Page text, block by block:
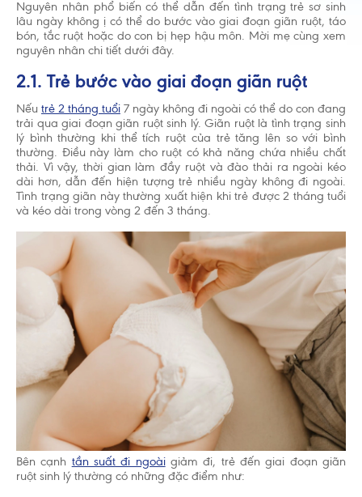
Nguyên nhân phổ biến có thể dẫn đến tình trạng trẻ sơ sinh
lâu ngày không ị có thể do bước vào giai đoạn giãn ruột, táo
bón, tắc ruột hoặc do con bị hẹp hậu môn. Mời mẹ cùng xem
nguyên nhân chi tiết dưới đây.
2.1. Trẻ bước vào giai đoạn giãn ruột
Nếu trẻ 2 tháng tuổi 7 ngày không đi ngoài có thể do con đang
trải qua giai đoạn giãn ruột sinh lý. Giãn ruột là tình trạng sinh
lý bình thường khi thể tích ruột của trẻ tăng lên so với bình
thường. Điều này làm cho ruột có khả năng chứa nhiều chất
thải. Vì vậy, thời gian làm đầy ruột và đào thải ra ngoài kéo
dài hơn, dẫn đến hiện tượng trẻ nhiều ngày không đi ngoài.
Tình trạng giãn này thường xuất hiện khi trẻ được 2 tháng tuổi
và kéo dài trong vòng 2 đến 3 tháng.
Bên cạnh tần suất đi ngoàigiảm đi, trẻ đến giai đoạn giãn
ruột sinh lý thường có những đặc điểm như: